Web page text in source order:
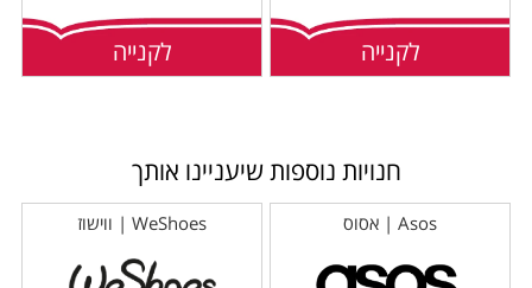
לקנייה לקנייה
חנויות נוספות שיעניינו אותך
Asos | אסוס WeShoes | ווישוז